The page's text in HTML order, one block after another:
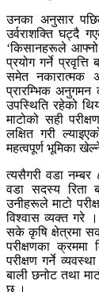
उनका अनुसार
उर्वराशक्ति घट्दै
‘किसानहरूले
प्रयोग गर्ने
समेत नकारात्मक
प्रारम्भिक अनुगमन
उपस्थिति रहेको
माटोको सही
लक्षित गरी
महत्वपूर्ण भूमिका
त्यसैगरी वडा नम्बर
वडा सदस्य रिता
उनीहरूले माटो
विश्वास व्यक्त गरे
सके कृषि क्षेत्रमा
परीक्षणका
परीक्षण गर्ने
बाली छनोट तथा
छ ।